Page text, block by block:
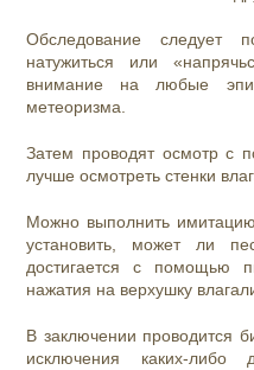
Обследование следует
натужиться или
внимание на любые
метеоризма.
Затем проводят осмотр с
лучше осмотреть стенки
Можно выполнить
установить, может ли
достигается с помощью
нажатия на верхушку
В заключении проводится
исключения каких-либо